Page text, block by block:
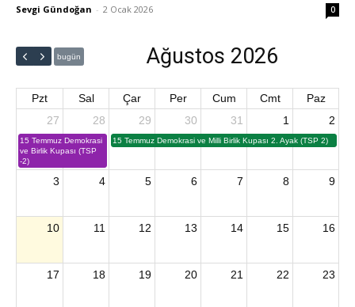
Sevgi Gündoğan - 2 Ocak 2026 0
bugün Ağustos 2026
Pzt Sal Çar Per Cum Cmt
Paz
27
15 Temmuz Demokrasi
ve Birlik Kupası (TSP
-2)
28 29
15 Temmuz Demokrasi ve Milli Birlik Kupası 2. Ayak (TSP 2)
30 31 1 2
3 4 5 6 7 8 9
10 11 12 13 14 15 16
17 18 19 20 21 22 23